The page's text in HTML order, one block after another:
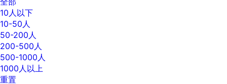
10人以下
10-50人
50-200人
200-500人
500-1000人
1000人以上
重置